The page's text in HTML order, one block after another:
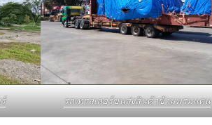
รถเทรลเลอร์ขนส่งสินค้าข้ามพรมแดน